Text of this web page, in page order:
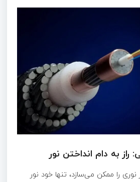
راز به دام انداختن نور
نوری را ممکن می‌سازد، تنها خود نور